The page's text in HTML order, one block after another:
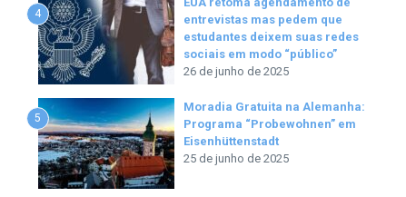
4
entrevistas mas pedem que
estudantes deixem suas redes
sociais em modo “público”
26 de junho de 2025
5
Moradia Gratuita na Alemanha:
Programa “Probewohnen” em
Eisenhüttenstadt
25 de junho de 2025